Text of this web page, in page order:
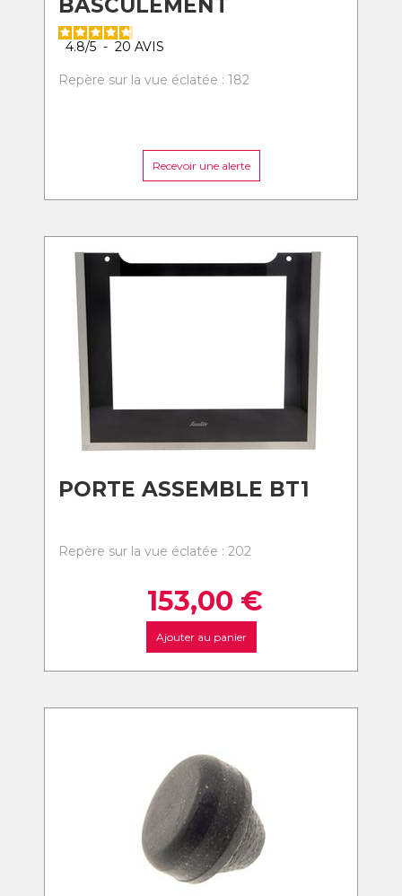
BASCULEMENT
4.8/5 - 20 AVIS
Repère sur la vue éclatée : 182
Recevoir une alerte
PORTE ASSEMBLE BT1
Repère sur la vue éclatée : 202
153,00 €
Ajouter au panier